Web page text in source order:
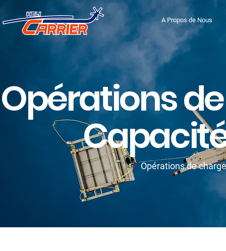
A Propos de Nous
Opérations
Opérations de